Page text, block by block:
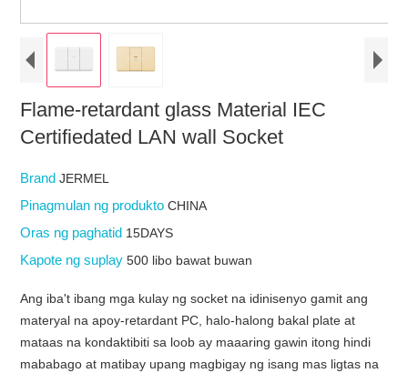
Flame-retardant glass Material IEC
Certifiedated LAN wall Socket
BrandJERMEL
Pinagmulan ng produktoCHINA
Oras ng paghatid 15DAYS
Kapote ng suplay500 libo bawat buwan
Ang iba't ibang mga kulay ng socket na idinisenyo gamit ang
materyal na apoy-retardant PC, halo-halong bakal plate at
mataas na kondaktibiti sa loob ay maaaring gawin itong hindi
mababago at matibay upang magbigay ng isang mas ligtas na